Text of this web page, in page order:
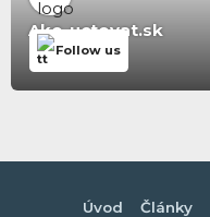
Ako-uctovat.sk
Follow us
Úvod Články